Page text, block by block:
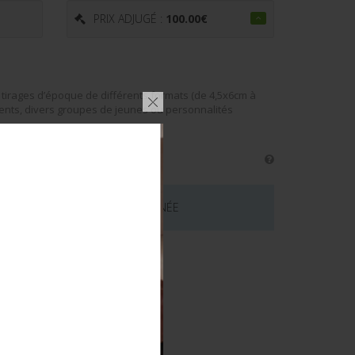
PRIX ADJUGÉ : 100.00€
d’époque de différents formats (de 4,5x6cm à
divers groupes de jeunes ou personnalités
LOT EST MAINTENANT TERMINÉE